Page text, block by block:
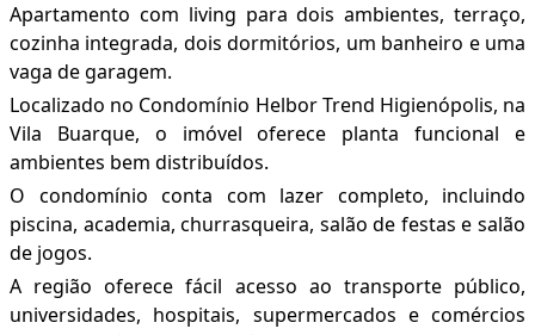
Apartamento com living para dois ambientes, terraço,
cozinha integrada, dois dormitórios, um banheiro e uma
vaga de garagem.
Localizado no Condomínio Helbor Trend Higienópolis, na
Vila Buarque, o imóvel oferece planta funcional e
ambientes bem distribuídos.
O condomínio conta com lazer completo, incluindo
piscina, academia, churrasqueira, salão de festas e salão
de jogos.
A região oferece fácil acesso ao transporte público,
universidades, hospitais, supermercados e comércios